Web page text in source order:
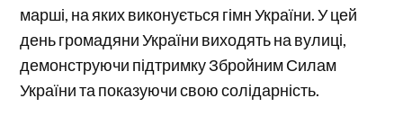
марші, на яких виконується гімн України. У цей
день громадяни України виходять на вулиці,
демонструючи підтримку Збройним Силам
України та показуючи свою солідарність.